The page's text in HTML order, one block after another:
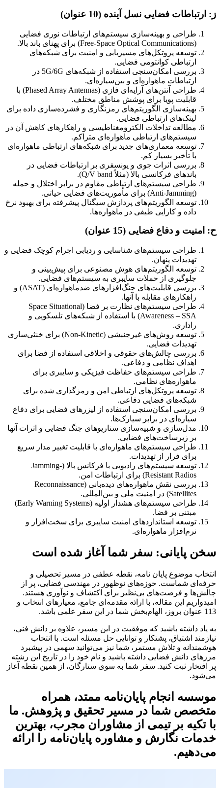
ز: ارتباطات فضایی نسل آینده (10 عنوان)
طراحی و بهینه‌سازی سیستم‌های ارتباطات نوری فضایی
(Free-Space Optical Communications) برای پهنای باند بالا.
توسعه پروتکل‌های مسیریابی و امنیت برای شبکه‌های
ارتباطی کوانتومی فضایی.
بررسی امکان‌سنجی استفاده از شبکه‌های 5G/6G در
ارتباطات ماهواره‌ای و بین‌سیاره‌ای.
طراحی آنتن‌های آرایه‌ای فازی (Phased Array Antennas) با
قابلیت پویا برای پوشش مناطق مختلف.
بهینه‌سازی الگوریتم‌های رمزنگاری و فشرده‌سازی داده برای
لینک‌های ارتباطی فضایی.
مطالعه تداخلات الکترومغناطیسی و راهکارهای کاهش آن در
سیستم‌های ارتباطی ماهواره‌ای متراکم.
توسعه معماری‌های جدید برای شبکه‌های ارتباطی ماهواره‌ای
با تأخیر بسیار کم.
بررسی اثرات جوی و یونسفری بر ارتباطات فضایی در
باندهای فرکانسی بالا (مثلاً Q/V band).
طراحی سیستم‌های ارتباطی مقاوم در برابر اختلال و حمله
(Anti-Jamming) برای مأموریت‌های فضایی حیاتی.
توسعه الگوریتم‌های پردازش سیگنال پیشرفته برای بهبود نرخ
داده و کارایی طیفی در ماهواره‌ها.
ح: امنیت و دفاع فضایی (15 عنوان)
طراحی سیستم‌های شناسایی و ردیابی اجرام کوچک فضایی و
تهدیدات پنهان.
توسعه الگوریتم‌های هوش مصنوعی برای پیش‌بینی و
جلوگیری از حملات سایبری به سیستم‌های فضایی.
بررسی قابلیت‌های جنگ‌افزارهای ضدماهواره‌ای (ASAT) و
راهکارهای مقابله با آنها.
طراحی سیستم‌های نظارت بر فضا (Space Situational
Awareness – SSA) با استفاده از شبکه‌های تلسکوپی و
راداری.
توسعه روش‌های غیرجنبشی (Non-Kinetic) برای خنثی‌سازی
تهدیدات فضایی.
بررسی چالش‌های حقوقی و اخلاقی استفاده از فضا برای
اهداف نظامی و دفاعی.
طراحی سیستم‌های حفاظت فیزیکی و سایبری برای
ماهواره‌های نظامی.
توسعه پروتکل‌های ارتباطی امن و رمزگذاری شده برای
شبکه‌های فضایی دفاعی.
بررسی امکان‌سنجی استفاده از لیزرهای فضایی برای دفاع
سیاره‌ای در برابر سیارک‌ها.
مدل‌سازی و شبیه‌سازی سناریوهای جنگ فضایی و اثرات آنها
بر زیرساخت‌های فضایی.
طراحی سیستم‌های ماهواره‌ای با قابلیت تغییر مدار سریع
برای فرار از تهدیدات.
توسعه سیستم‌های رادیویی با فرکانس بالا (Jamming-
Resistant Radios) برای ارتباطات امن.
بررسی نقش ماهواره‌های دیده‌بانی (Reconnaissance
Satellites) در امنیت ملی و بین‌المللی.
طراحی سیستم‌های هشدار اولیه (Early Warning Systems)
مبتنی بر فضا.
توسعه استانداردهای امنیت سایبری برای سخت‌افزار و
نرم‌افزار ماهواره‌ای.
سخن پایانی: سفر شما آغاز شده است
انتخاب موضوع پایان نامه، نقطه عطفی در مسیر تحصیلی و
حرفه‌ای شماست. حوزه‌های نوظهور در مهندسی فضایی، پر از
چالش‌ها و فرصت‌های بی‌نظیر برای اکتشاف و نوآوری هستند.
امیدواریم این مقاله، با ارائه مقدمه‌ای جامع، معیارهای انتخاب و
113 عنوان بروز، الهام‌بخش شما در این سفر علمی باشد.
به یاد داشته باشید که موفقیت در این مسیر، علاوه بر دانش فنی،
نیازمند اشتیاق، پشتکار و توانایی حل مسئله است. با انتخاب
هوشمندانه و تلاش مستمر، شما نیز می‌توانید سهمی در پیشبرد
مرزهای دانش فضایی داشته باشید و نام خود را در تاریخ این رشته
پر افتخار ثبت کنید. سفر شما به سوی ستارگان، از همین نقطه آغاز
می‌شود.
موسسه انجام پایان‌نامه ممتد، همراه
متخصص شما در مسیر تحقیق و پژوهش. ما
با تکیه بر تیمی از مشاوران مجرب، بهترین
خدمات نگارش و مشاوره پایان‌نامه را ارائه
می‌دهیم.